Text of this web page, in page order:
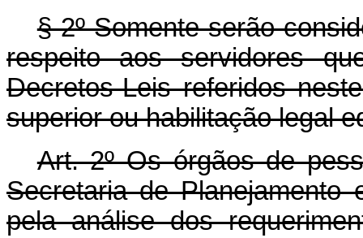
§ 2º Somente serão
respeito aos servidores
Decretos-Leis referidos
superior ou habilitação legal
Art. 2º Os órgãos de
Secretaria de Planejamento
pela análise dos